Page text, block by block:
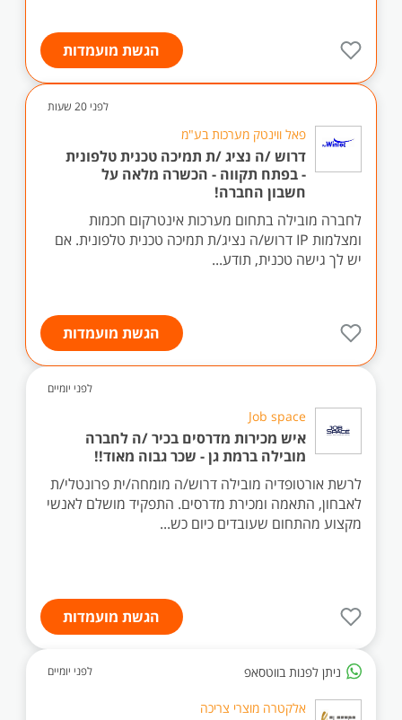
הגשת מועמדות
לפני 20 שעות
פאל ווינטק מערכות בע"מ
דרוש /ה נציג /ת תמיכה טכנית טלפונית
- בפתח תקווה - הכשרה מלאה על
חשבון החברה!
לחברה מובילה בתחום מערכות אינטרקום חכמות
ומצלמות IP דרוש/ה נציג/ת תמיכה טכנית טלפונית. אם
יש לך גישה טכנית, תודע...
הגשת מועמדות
לפני יומיים
Job space
איש מכירות מדרסים בכיר /ה לחברה
מובילה ברמת גן - שכר גבוה מאוד!!
לרשת אורטופדיה מובילה דרוש/ה מומחה/ית פרונטלי/ת
לאבחון, התאמה ומכירת מדרסים. התפקיד מושלם לאנשי
מקצוע מהתחום שעובדים כיום כש...
הגשת מועמדות
ניתן לפנות בווטסאפ לפני יומיים
אלקטרה מוצרי צריכה